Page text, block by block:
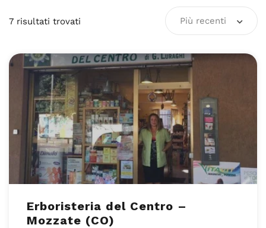
7 risultati trovati Più recenti
Erboristeria del Centro –
Mozzate (CO)